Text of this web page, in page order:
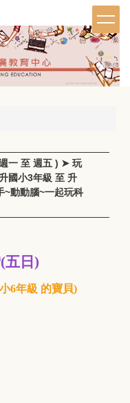
一 至 週五 ) ➤ 玩
國小3年級 至 升
~動動腦~一起玩科
(五日)
6年級 的寶貝)